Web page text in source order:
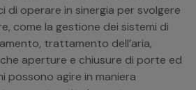
di operare in sinergia per svolgere
come la gestione dei sistemi di
trattamento dell’aria,
aperture e chiusure di porte ed
possono agire in maniera